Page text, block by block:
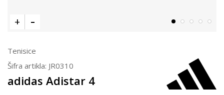
Tenisice
Šifra artikla: JR0310
adidas Adistar 4